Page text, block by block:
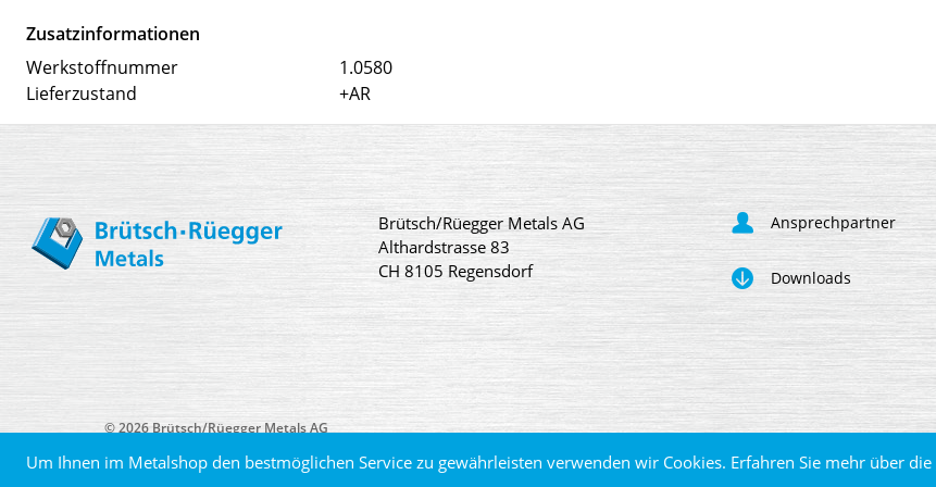
Um Ihnen im Metalshop den bestmöglichen Service zu gewährleisten verwenden wir Cookies. Erfahren Sie mehr über die
Zusatzinformationen
Werkstoffnummer
1.0580
Lieferzustand
+AR
Brütsch/Rüegger Metals AG
Althardstrasse 83
CH 8105 Regensdorf
Ansprechpartner
Downloads
© 2026 Brütsch/Rüegger Metals AG